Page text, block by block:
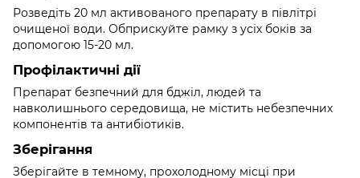
Розведіть 20 мл активованого препарату в півлітрі
очищеної води. Обприскуйте рамку з усіх боків за
допомогою 15-20 мл.
Профілактичні дії
Препарат безпечний для бджіл, людей та
навколишнього середовища, не містить небезпечних
компонентів та антибіотиків.
Зберігання
Зберігайте в темному, прохолодному місці при